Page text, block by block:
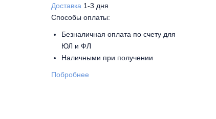
Доставка 1-3 дня
Способы оплаты:
Безналичная оплата по счету для
ЮЛ и ФЛ
Наличными при получении
Побробнее